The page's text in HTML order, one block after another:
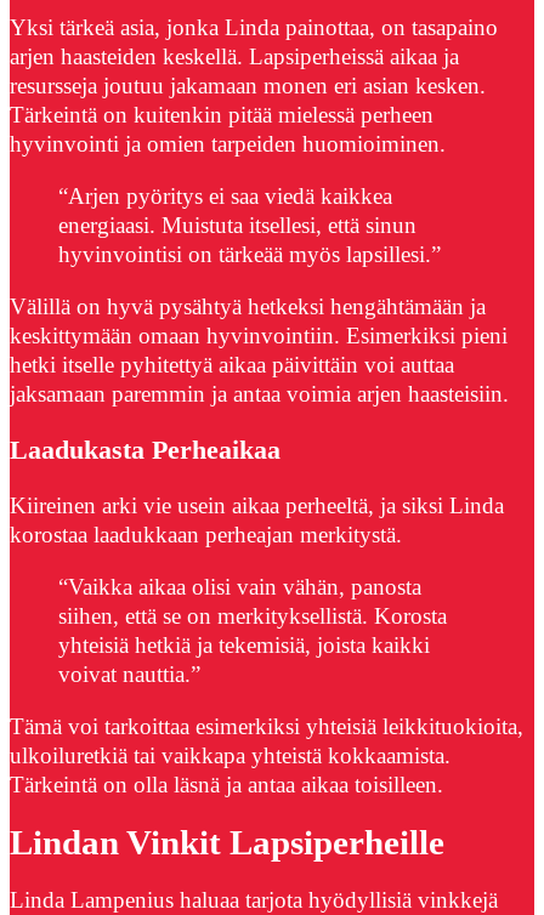
Yksi tärkeä asia, jonka Linda painottaa, on tasapaino
arjen haasteiden keskellä. Lapsiperheissä aikaa ja
resursseja joutuu jakamaan monen eri asian kesken.
Tärkeintä on kuitenkin pitää mielessä perheen
hyvinvointi ja omien tarpeiden huomioiminen.
“Arjen pyöritys ei saa viedä kaikkea
energiaasi. Muistuta itsellesi, että sinun
hyvinvointisi on tärkeää myös lapsillesi.”
Välillä on hyvä pysähtyä hetkeksi hengähtämään ja
keskittymään omaan hyvinvointiin. Esimerkiksi pieni
hetki itselle pyhitettyä aikaa päivittäin voi auttaa
jaksamaan paremmin ja antaa voimia arjen haasteisiin.
Laadukasta Perheaikaa
Kiireinen arki vie usein aikaa perheeltä, ja siksi Linda
korostaa laadukkaan perheajan merkitystä.
“Vaikka aikaa olisi vain vähän, panosta
siihen, että se on merkityksellistä. Korosta
yhteisiä hetkiä ja tekemisiä, joista kaikki
voivat nauttia.”
Tämä voi tarkoittaa esimerkiksi yhteisiä leikkituokioita,
ulkoiluretkiä tai vaikkapa yhteistä kokkaamista.
Tärkeintä on olla läsnä ja antaa aikaa toisilleen.
Lindan Vinkit Lapsiperheille
Linda Lampenius haluaa tarjota hyödyllisiä vinkkejä